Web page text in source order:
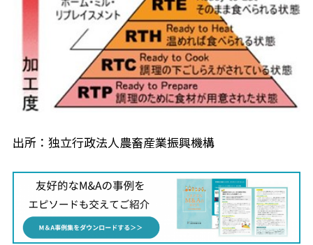
出所：独立行政法人農畜産業振興機構